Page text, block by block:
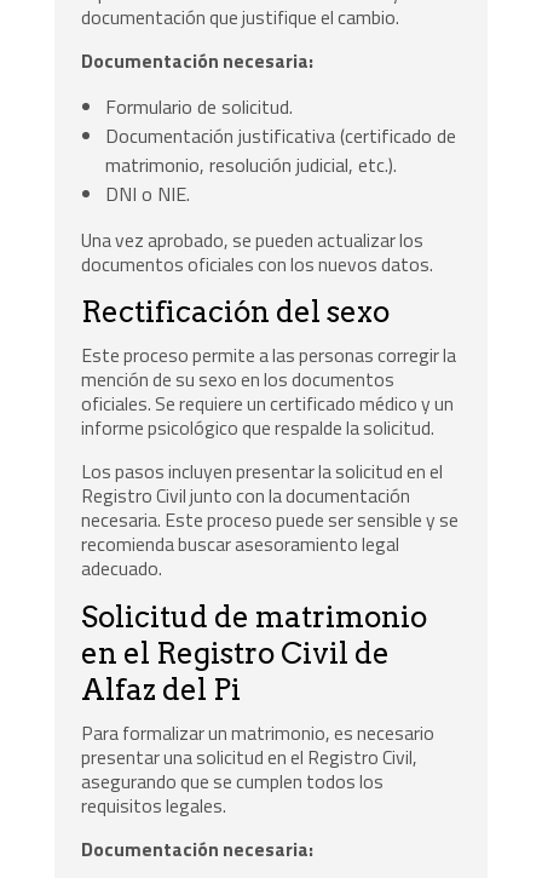
documentación que justifique el cambio.
Documentación necesaria:
Formulario de solicitud.
Documentación justificativa (certificado de
matrimonio, resolución judicial, etc.).
DNI o NIE.
Una vez aprobado, se pueden actualizar los
documentos oficiales con los nuevos datos.
Rectificación del sexo
Este proceso permite a las personas corregir la
mención de su sexo en los documentos
oficiales. Se requiere un certificado médico y un
informe psicológico que respalde la solicitud.
Los pasos incluyen presentar la solicitud en el
Registro Civil junto con la documentación
necesaria. Este proceso puede ser sensible y se
recomienda buscar asesoramiento legal
adecuado.
Solicitud de matrimonio
en el Registro Civil de
Alfaz del Pi
Para formalizar un matrimonio, es necesario
presentar una solicitud en el Registro Civil,
asegurando que se cumplen todos los
requisitos legales.
Documentación necesaria: